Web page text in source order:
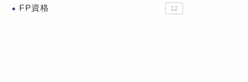
FP資格 12